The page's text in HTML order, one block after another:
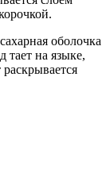
оболочка
тает на языке,